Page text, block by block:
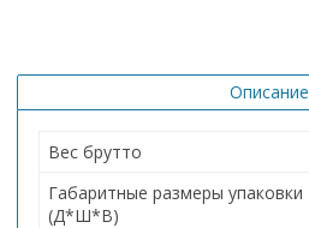
Описание
Вес брутто
Габаритные размеры упаковки
(Д*Ш*В)